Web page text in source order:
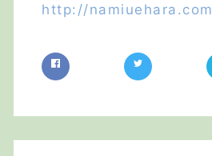
http://namiuehara.com